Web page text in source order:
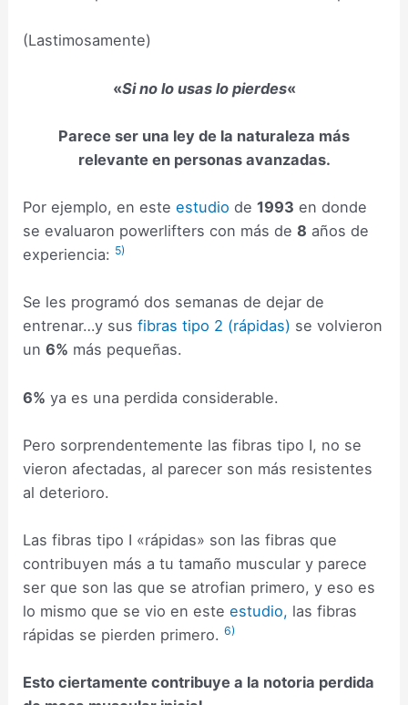
(Lastimosamente)
«Si no lo usas lo pierdes«
Parece ser una ley de la naturaleza más
relevante en personas avanzadas.
Por ejemplo, en esteestudio de1993 en donde
se evaluaron powerlifters con más de8 años de
experiencia: 5)
Se les programó dos semanas de dejar de
entrenar…y susfibras tipo 2 (rápidas) se volvieron
un6% más pequeñas.
6% ya es una perdida considerable.
Pero sorprendentemente las fibras tipo I, no se
vieron afectadas, al parecer son más resistentes
al deterioro.
Las fibras tipo I «rápidas» son las fibras que
contribuyen más a tu tamaño muscular y parece
ser que son las que se atrofian primero, y eso es
lo mismo que se vio en esteestudio, las fibras
rápidas se pierden primero.6)
Esto ciertamente contribuye a la notoria perdida